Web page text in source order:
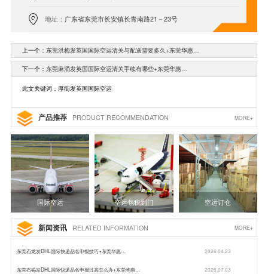
地址： 广东省东莞市长安镇长青南路21－23号
上一个： 东莞洪梅发英国国际空运清关与配送需要多久+东莞华惠…
下一个： 东莞麻涌发英国国际空运清关手续有哪些+东莞华惠…
此文关键词：厚街发英国国际空运
产品推荐 PRODUCT RECOMMENDATION MORE+
国际空运 空运包税到门 空运订仓
新闻资讯 RELATED INFORMATION MORE+
东莞石龙发DHL国际快递品名申报技巧+东莞华惠… 2026.04.23
东莞石碣发DHL国际快递品名申报过高怎么办+东莞华惠… 2025.07.03